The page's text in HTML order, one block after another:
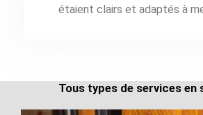
étaient clairs et adaptés à
Tous types de services en